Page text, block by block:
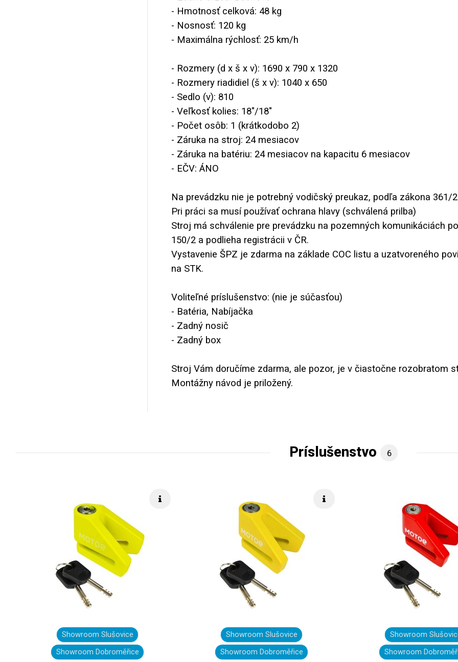
- Hmotnosť celková: 48 kg
- Nosnosť: 120 kg
- Maximálna rýchlosť: 25 km/h
- Rozmery (d x š x v): 1690 x 790 x 1320
- Rozmery riadidiel (š x v): 1040 x 650
- Sedlo (v): 810
- Veľkosť kolies: 18"/18"
- Počet osôb: 1 (krátkodobo 2)
- Záruka na stroj: 24 mesiacov
- Záruka na batériu: 24 mesiacov na kapacitu 6 mesiacov
- EČV: ÁNO
Na prevádzku nie je potrebný vodičský preukaz, podľa zákona 361/
Pri práci sa musí používať ochrana hlavy (schválená prilba)
Stroj má schválenie pre prevádzku na pozemných komunikáciách
150/2 a podlieha registrácii v ČR.
Vystavenie ŠPZ je zdarma na základe COC listu a uzatvoreného
na STK.
Voliteľné príslušenstvo: (nie je súčasťou)
- Batéria, Nabíjačka
- Zadný nosič
- Zadný box
Stroj Vám doručíme zdarma, ale pozor, je v čiastočne rozobratom
Montážny návod je priložený.
Príslušenstvo 6
Showroom Slušovice
Showroom Dobroměřice
Showroom Slušovice
Showroom Dobroměřice
Showroom
Showroom